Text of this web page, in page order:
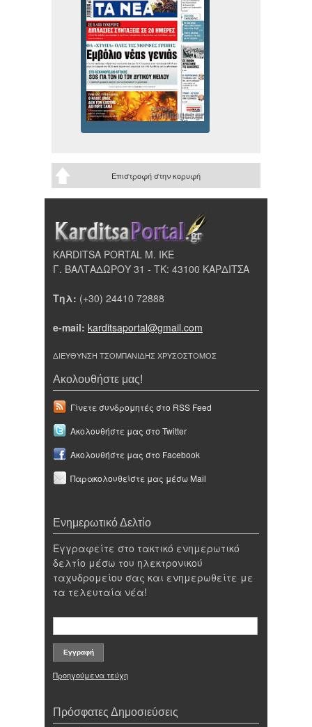
Επιστροφή στην κορυφή
KARDITSA PORTAL Μ. ΙΚΕ
Γ. ΒΑΛΤΑΔΩΡΟΥ 31 - ΤΚ: 43100 ΚΑΡΔΙΤΣΑ
Τηλ: (+30) 24410 72888
e-mail: karditsaportal@gmail.com
ΔΙΕΥΘΥΝΣΗ ΤΣΟΜΠΑΝΙΔΗΣ ΧΡΥΣΟΣΤΟΜΟΣ
Ακολουθήστε μας!
Γίνετε συνδρομητές στο RSS Feed
Ακολουθήστε μας στο Twitter
Ακολουθήστε μας στο Facebook
Παρακολουθείστε μας μέσω Mail
Ενημερωτικό Δελτίο
Εγγραφείτε στο τακτικό ενημερωτικό
δελτίο μέσω του ηλεκτρονικού
ταχυδρομείου σας και ενημερωθείτε με
τα τελευταία νέα!
Προηγούμενα τεύχη
Πρόσφατες Δημοσιεύσεις